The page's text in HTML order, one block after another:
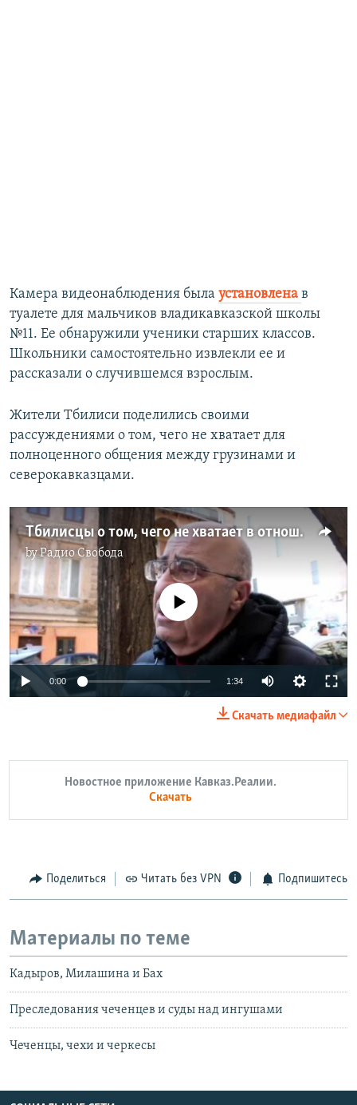
Камера видеонаблюдения была установлена в
туалете для мальчиков владикавказской школы
№11. Ее обнаружили ученики старших классов.
Школьники самостоятельно извлекли ее и
рассказали о случившемся взрослым.
Жители Тбилиси поделились своими
рассуждениями о том, чего не хватает для
полноценного общения между грузинами и
северокавказцами.
Тбилисцы о том, чего не хватает в отношениях Грузии и Северного Кавказа
byРадио Свобода
Auto 270p 360p 404p
1080p
No media source currently available
0:00 1:34
404p
Скачать медиафайл
Новостное приложение Кавказ.Реалии.
Скачать
Поделиться Читать без VPN Подпишитесь
Материалы по теме
Кадыров, Милашина и Бах
Преследования чеченцев и суды над ингушами
Чеченцы, чехи и черкесы